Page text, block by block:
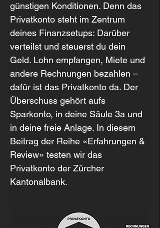
günstigen Konditionen. Denn das
Privatkonto steht im Zentrum
deines Finanzsetups: Darüber
verteilst und steuerst du dein
Geld. Lohn empfangen, Miete und
andere Rechnungen bezahlen –
dafür ist das Privatkonto da. Der
Überschuss gehört aufs
Sparkonto, in deine Säule 3a und
in deine freie Anlage. In diesem
Beitrag der Reihe «Erfahrungen &
Review» testen wir das
Privatkonto der Zürcher
Kantonalbank.